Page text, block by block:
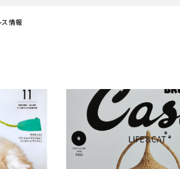
Cage
BEYOND LINE
おやつ
（ビッツ系）
猫のおもちゃ・雑貨
ス情報